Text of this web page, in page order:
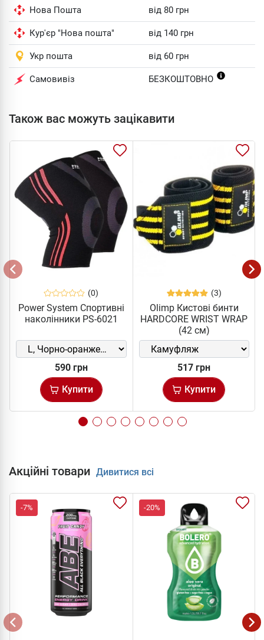
Нова Пошта від 80 грн
Кур'єр "Нова пошта" від 140 грн
Укр пошта від 60 грн
Самовивіз БЕЗКОШТОВНО
Також вас можуть зацікавити
(0)
Power System Спортивні
наколінники PS-6021
590 грн
Купити
(3)
Olimp Кистові бинти
HARDCORE WRIST WRAP
(42 см)
517 грн
Купити
Акційні товари Дивитися всі
-7% -20%